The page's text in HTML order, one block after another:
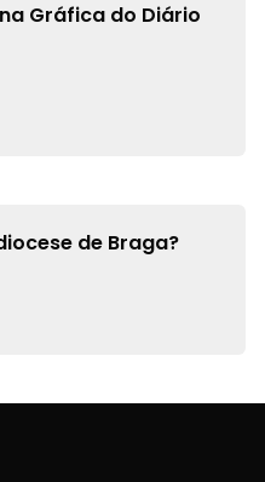
Gráfica do Diário
de Braga?